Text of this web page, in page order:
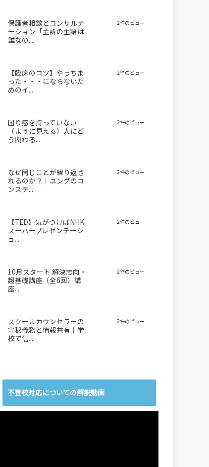
保護者相談とコンサルテ
ーション「主訴の主語は
誰なの...
2件のビュー
【臨床のコツ】やっちま
った・・・にならないた
めのイ...
2件のビュー
困り感を持っていない
（ように見える）人にど
う関わる...
2件のビュー
なぜ同じことが繰り返さ
れるのか？｜ユングのコ
ンステ...
2件のビュー
【TED】気がつけばNHK
スーパープレゼンテーシ
ョ...
2件のビュー
10月スタート 解決志向・
超基礎講座（全6回）講
座...
2件のビュー
スクールカウンセラーの
守秘義務と情報共有｜学
校で信...
2件のビュー
不登校対応についての解説動画